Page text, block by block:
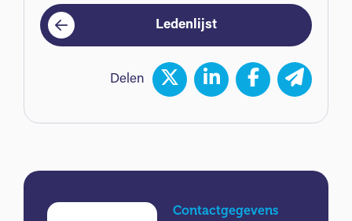
Ledenlijst
Delen
Contactgegevens